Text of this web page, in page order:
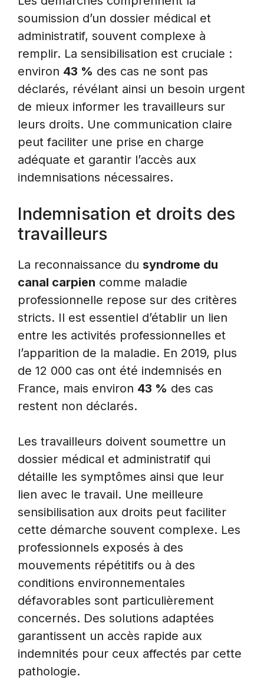
soumission d’un dossier médical et
administratif, souvent complexe à
remplir. La sensibilisation est cruciale :
environ 43 % des cas ne sont pas
déclarés, révélant ainsi un besoin urgent
de mieux informer les travailleurs sur
leurs droits. Une communication claire
peut faciliter une prise en charge
adéquate et garantir l’accès aux
indemnisations nécessaires.
Indemnisation et droits des
travailleurs
La reconnaissance du syndrome du
canal carpien comme maladie
professionnelle repose sur des critères
stricts. Il est essentiel d’établir un lien
entre les activités professionnelles et
l’apparition de la maladie. En 2019, plus
de 12 000 cas ont été indemnisés en
France, mais environ 43 % des cas
restent non déclarés.
Les travailleurs doivent soumettre un
dossier médical et administratif qui
détaille les symptômes ainsi que leur
lien avec le travail. Une meilleure
sensibilisation aux droits peut faciliter
cette démarche souvent complexe. Les
professionnels exposés à des
mouvements répétitifs ou à des
conditions environnementales
défavorables sont particulièrement
concernés. Des solutions adaptées
garantissent un accès rapide aux
indemnités pour ceux affectés par cette
pathologie.